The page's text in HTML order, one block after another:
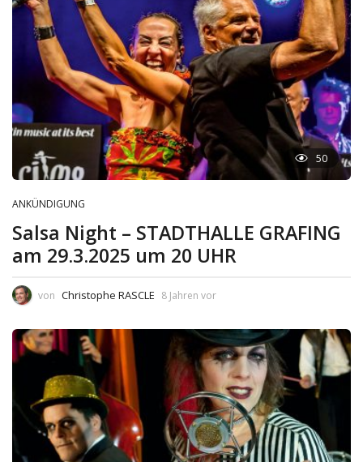
50
ANKÜNDIGUNG
Salsa Night – STADTHALLE GRAFING
am 29.3.2025 um 20 UHR
von Christophe RASCLE 8 Jahren vor